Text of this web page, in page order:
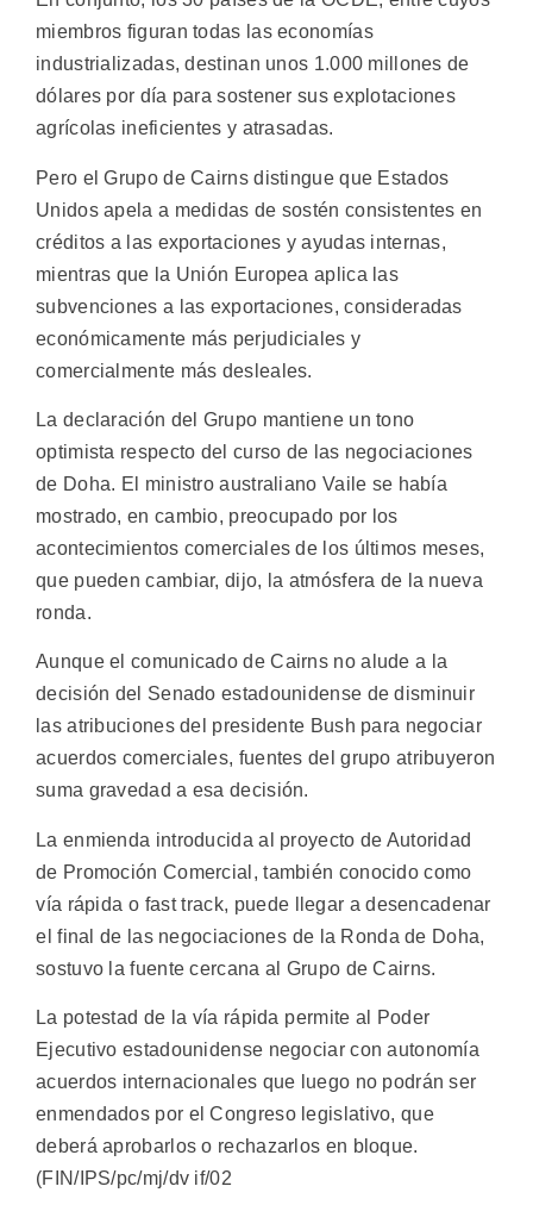
miembros figuran todas las economías
industrializadas, destinan unos 1.000 millones de
dólares por día para sostener sus explotaciones
agrícolas ineficientes y atrasadas.
Pero el Grupo de Cairns distingue que Estados
Unidos apela a medidas de sostén consistentes en
créditos a las exportaciones y ayudas internas,
mientras que la Unión Europea aplica las
subvenciones a las exportaciones, consideradas
económicamente más perjudiciales y
comercialmente más desleales.
La declaración del Grupo mantiene un tono
optimista respecto del curso de las negociaciones
de Doha. El ministro australiano Vaile se había
mostrado, en cambio, preocupado por los
acontecimientos comerciales de los últimos meses,
que pueden cambiar, dijo, la atmósfera de la nueva
ronda.
Aunque el comunicado de Cairns no alude a la
decisión del Senado estadounidense de disminuir
las atribuciones del presidente Bush para negociar
acuerdos comerciales, fuentes del grupo atribuyeron
suma gravedad a esa decisión.
La enmienda introducida al proyecto de Autoridad
de Promoción Comercial, también conocido como
vía rápida o fast track, puede llegar a desencadenar
el final de las negociaciones de la Ronda de Doha,
sostuvo la fuente cercana al Grupo de Cairns.
La potestad de la vía rápida permite al Poder
Ejecutivo estadounidense negociar con autonomía
acuerdos internacionales que luego no podrán ser
enmendados por el Congreso legislativo, que
deberá aprobarlos o rechazarlos en bloque.
(FIN/IPS/pc/mj/dv if/02